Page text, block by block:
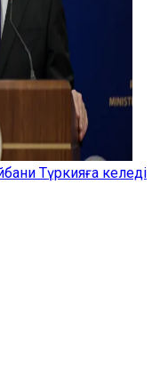
Түркияға келеді